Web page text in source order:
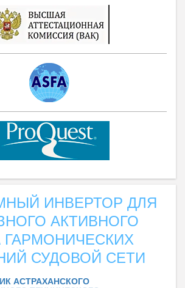
ИНВЕРТОР ДЛЯ
АКТИВНОГО
ГАРМОНИЧЕСКИХ
СУДОВОЙ СЕТИ
АСТРАХАНСКОГО